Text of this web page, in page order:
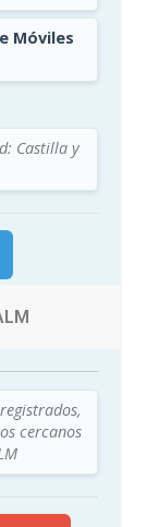
Móviles
Castilla y
cercanos